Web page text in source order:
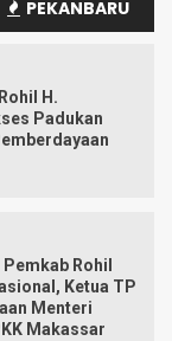
PEKANBARU
H.
Padukan
Rohil
Ketua TP
Menteri
Makassar